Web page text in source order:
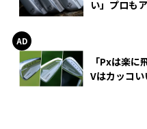
い」プロも
「Pxは楽
Vはカッコ